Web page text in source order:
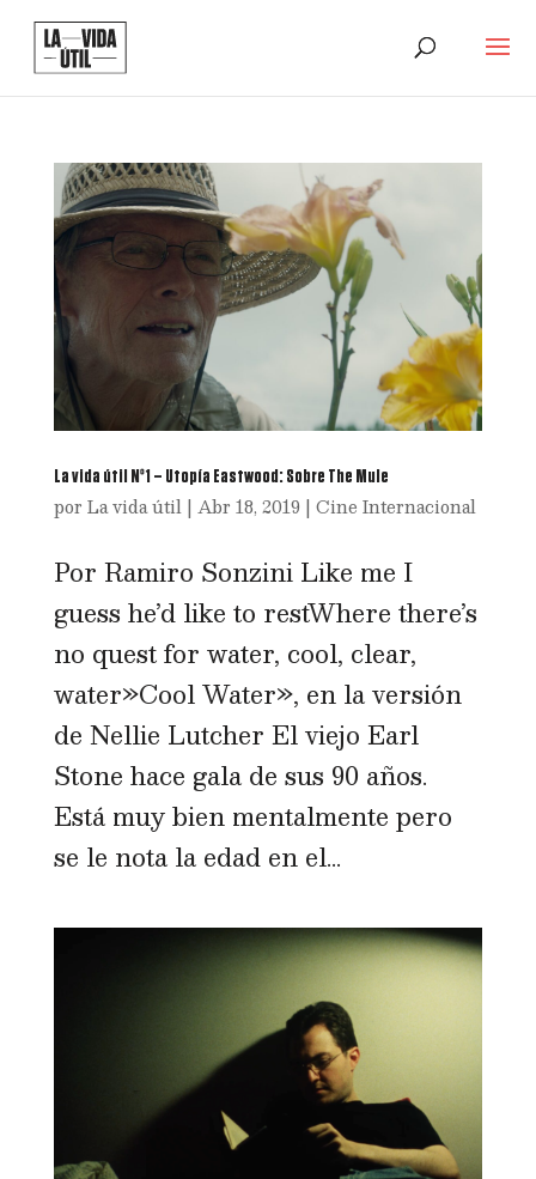
La vida útil Nº1 – Utopía Eastwood: Sobre The Mule
por La vida útil| Abr 18, 2019 | Cine Internacional
Por Ramiro Sonzini Like me I
guess he’d like to restWhere there’s
no quest for water, cool, clear,
water»Cool Water», en la versión
de Nellie Lutcher El viejo Earl
Stone hace gala de sus 90 años.
Está muy bien mentalmente pero
se le nota la edad en el...